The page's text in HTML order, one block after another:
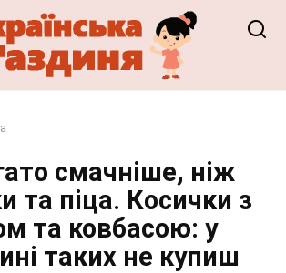
смачніше, ніж
та піца. Косички з
та ковбасою: у
таких не купиш